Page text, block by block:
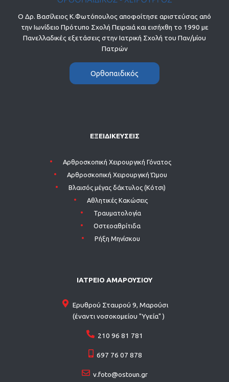
Ο Δρ. Βασίλειος Κ.Φωτόπουλος αποφοίτησε αριστεύσας από
την Ιωνίδειο Πρότυπο Σχολή Πειραιά και εισήχθη το 1990 με
Πανελλαδικές εξετάσεις στην Ιατρική Σχολή του Παν/μίου
Πατρών
Ορθοπαιδικός
ΕΞΕΙΔΙΚΕΥΣΕΙΣ
Aρθροσκοπική Χειρουργική Γόνατος
Aρθροσκοπική Χειρουργική Ώμου
Βλαισός μέγας δάκτυλος (Κότσι)
Αθλητικές Κακώσεις
Τραυματολογία
Οστεοαθρίτιδα
Ρήξη Μηνίσκου
ΙΑΤΡΕΙΟ ΑΜΑΡΟΥΣΙΟΥ
Ερυθρού Σταυρού 9, Μαρούσι
(έναντι νοσοκομείου "Υγεία" )
210 96 81 781
697 76 07 878
v.foto@ostoun.gr